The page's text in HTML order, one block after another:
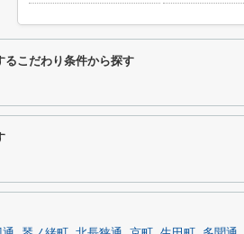
るこだわり条件から探す